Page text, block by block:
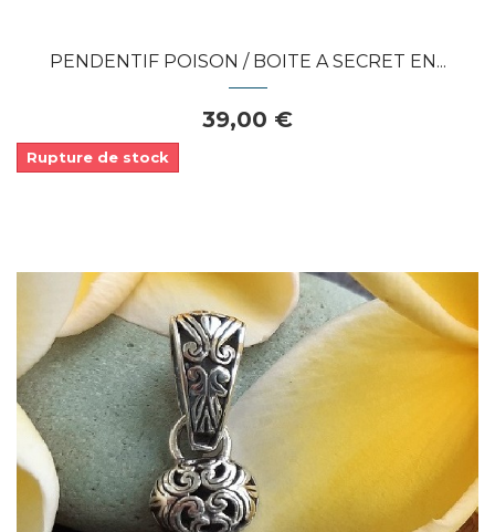
PENDENTIF POISON / BOITE A SECRET EN...
39,00 €
Rupture de stock